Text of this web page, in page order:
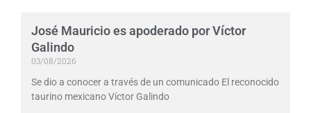
José Mauricio es apoderado por Víctor
Galindo
03/08/2026
Se dio a conocer a través de un comunicado El reconocido
taurino mexicano Víctor Galindo